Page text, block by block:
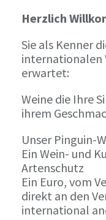
Herzlich
Sie als Kenner
internationalen
erwartet:
Weine die Ihre
ihrem
Unser Pinguin-
Ein Wein- und
Artenschutz
Ein Euro, vom
direkt an den
international